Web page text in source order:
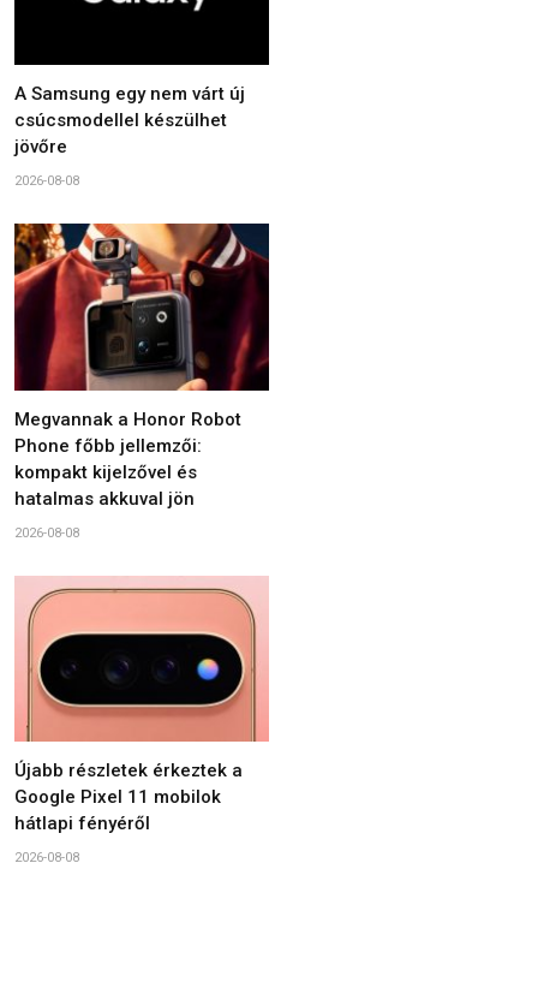
A Samsung egy nem várt új
csúcsmodellel készülhet
jövőre
2026-08-08
Megvannak a Honor Robot
Phone főbb jellemzői:
kompakt kijelzővel és
hatalmas akkuval jön
2026-08-08
Újabb részletek érkeztek a
Google Pixel 11 mobilok
hátlapi fényéről
2026-08-08